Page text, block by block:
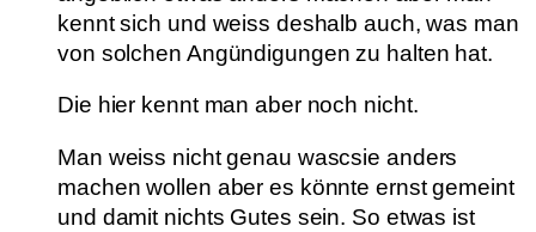
kennt sich und weiss deshalb auch, was man
von solchen Angündigungen zu halten hat.
Die hier kennt man aber noch nicht.
Man weiss nicht genau wascsie anders
machen wollen aber es könnte ernst gemeint
und damit nichts Gutes sein. So etwas ist